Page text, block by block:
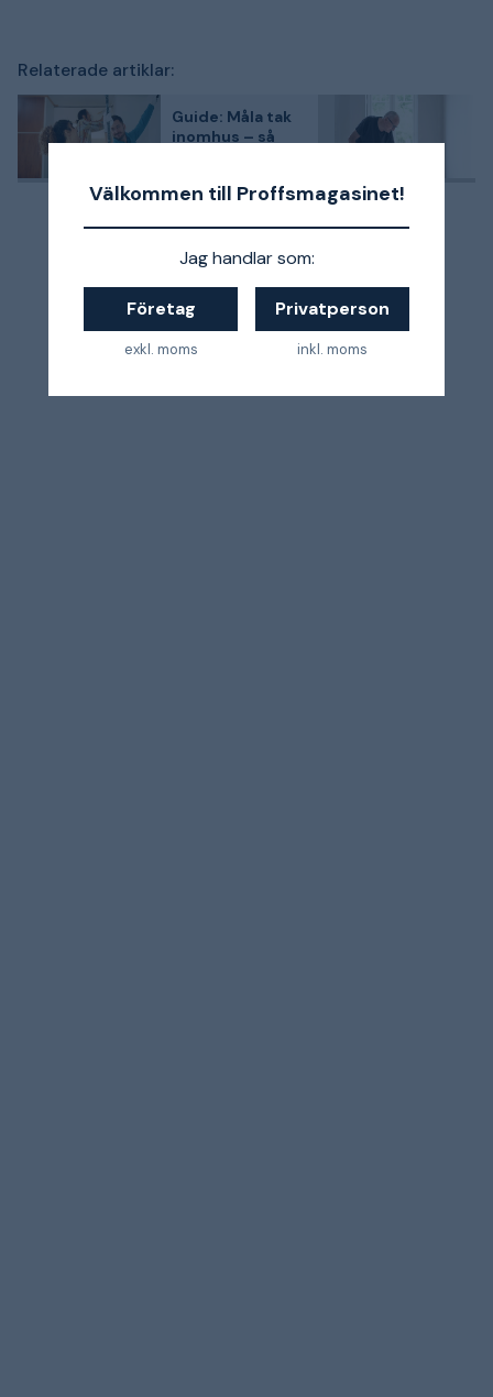
Välkommen till Proffsmagasinet!
Jag handlar som:
Företag
exkl. moms
Privatperson
inkl. moms
Relaterade artiklar:
Guide: Måla tak
inomhus – så